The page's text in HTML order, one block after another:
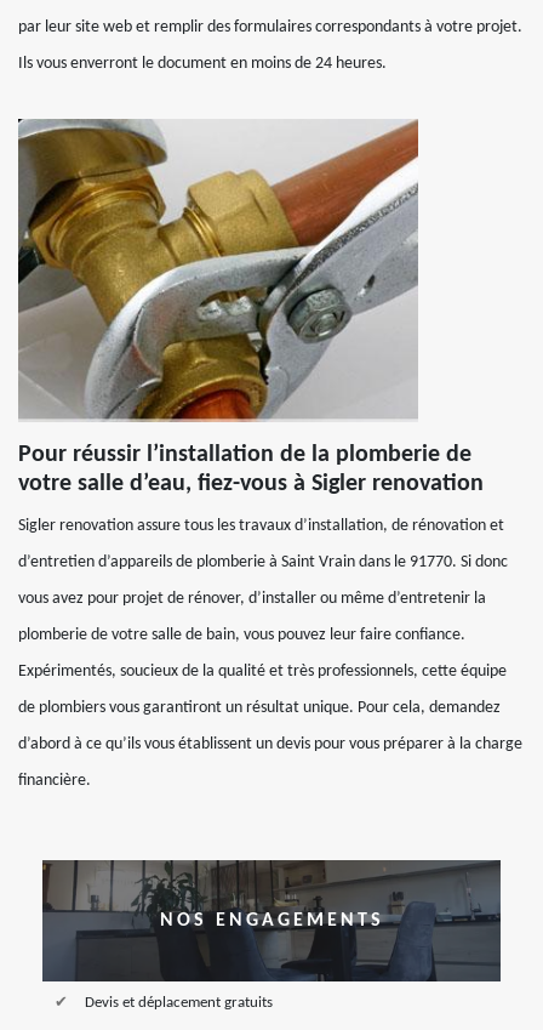
par leur site web et remplir des formulaires correspondants à votre projet.
Ils vous enverront le document en moins de 24 heures.
Pour réussir l’installation de la plomberie de
votre salle d’eau, fiez-vous à Sigler renovation
Sigler renovation assure tous les travaux d’installation, de rénovation et
d’entretien d’appareils de plomberie à Saint Vrain dans le 91770. Si donc
vous avez pour projet de rénover, d’installer ou même d’entretenir la
plomberie de votre salle de bain, vous pouvez leur faire confiance.
Expérimentés, soucieux de la qualité et très professionnels, cette équipe
de plombiers vous garantiront un résultat unique. Pour cela, demandez
d’abord à ce qu’ils vous établissent un devis pour vous préparer à la charge
financière.
NOS ENGAGEMENTS
Devis et déplacement gratuits